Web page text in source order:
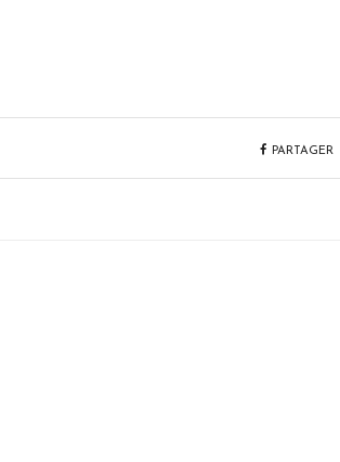
PARTAGER